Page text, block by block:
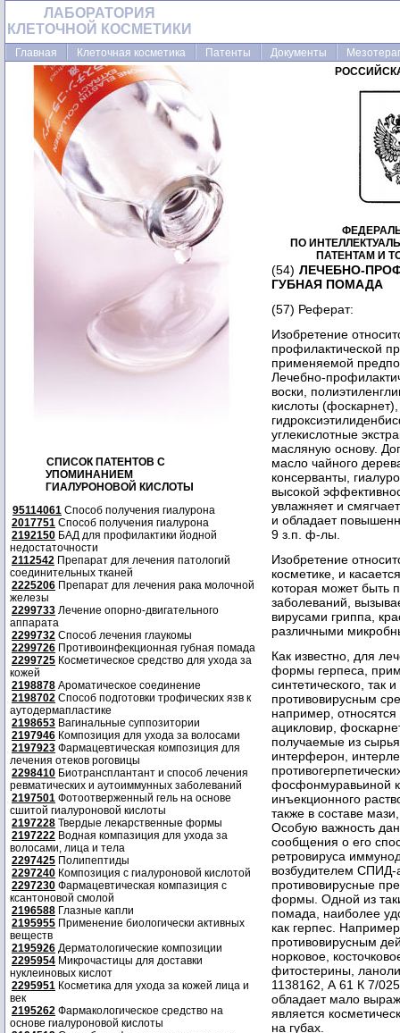
ЛАБОРАТОРИЯ
КЛЕТОЧНОЙ КОСМЕТИКИ
Главная Клеточная косметика Патенты Документы
СПИСОК ПАТЕНТОВ С
УПОМИНАНИЕМ
ГИАЛУРОНОВОЙ КИСЛОТЫ
95114061 Способ получения гиалурона
2017751 Способ получения гиалурона
2192150 БАД для профилактики йодной
недостаточности
2112542 Препарат для лечения патологий
соединительных тканей
2225206 Препарат для лечения рака молочной
железы
2299733 Лечение опорно-двигательного
аппарата
2299732 Способ лечения глаукомы
2299726 Противоинфекционная губная помада
2299725 Косметическое средство для ухода за
кожей
2198878 Ароматическое соединение
2198702 Способ подготовки трофических язв к
аутодермапластике
2198653 Вагинальные суппозитории
2197946 Композиция для ухода за волосами
2197923 Фармацевтическая композиция для
лечения отеков роговицы
2298410 Биотрансплантант и способ лечения
ревматических и аутоиммунных заболеваний
2197501 Фотоотверженный гель на основе
сшитой гиалуроновой кислоты
2197228 Твердые лекарственные формы
2197222 Водная компазиция для ухода за
волосами, лица и тела
2297425 Полипептиды
2297240 Композиция с гиалуроновой кислотой
2297230 Фармацевтическая компазиция с
ксантоновой смолой
2196588 Глазные капли
2195955 Применение биологически активных
веществ
2195926 Дерматологические композиции
2295954 Микрочастицы для доставки
нуклеиновых кислот
2295951 Косметика для ухода за кожей лица и
век
2195262 Фармакологическое средство на
основе гиалуроновой кислоты
ПО
ПАТЕНТАМ И
(54) ЛЕЧЕБНО-
ГУБНАЯ ПОМАДА
(57) Реферат:
Изобретение
профилактической
применяемой
Лечебно-
воски,
кислоты
углекислотные
масляную основу.
масло чайного
консерванты,
высокой
увлажняет и
и обладает
9 з.п. ф-лы.
Изобретение
косметике, и
которая может быть
заболеваний,
вирусами гриппа,
различными
Как известно, для
формы герпеса,
синтетического, так
противовирусным
например,
ацикловир,
получаемые из
интерферон,
фосфонмуравьиной
инъекционного
также в составе
Особую важность
сообщения о его
ретровируса
возбудителем СПИД-
противовирусные
формы. Одной из
помада, наиболее
как герпес.
противовирусным
норковое,
фитостерины,
1138162, А 61 К 7/
обладает мало
является
на губах.